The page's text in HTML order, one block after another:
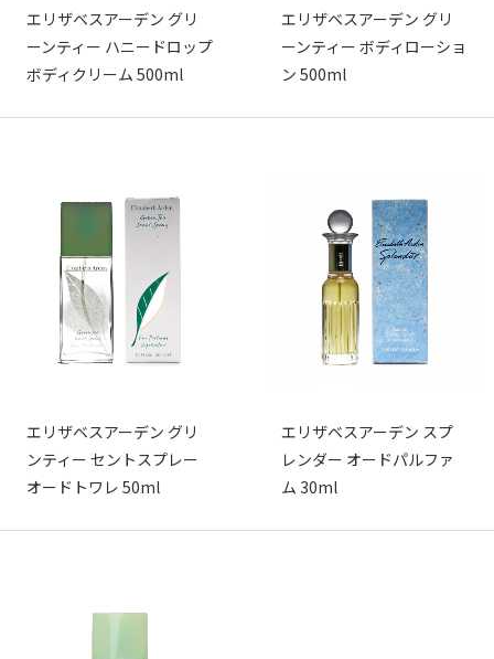
エリザベスアーデン グリ
ーンティー ハニードロップ
ボディクリーム 500ml
エリザベスアーデン グリ
ーンティー ボディローショ
ン 500ml
エリザベスアーデン グリ
ンティー セントスプレー
オードトワレ 50ml
エリザベスアーデン スプ
レンダー オードパルファ
ム 30ml